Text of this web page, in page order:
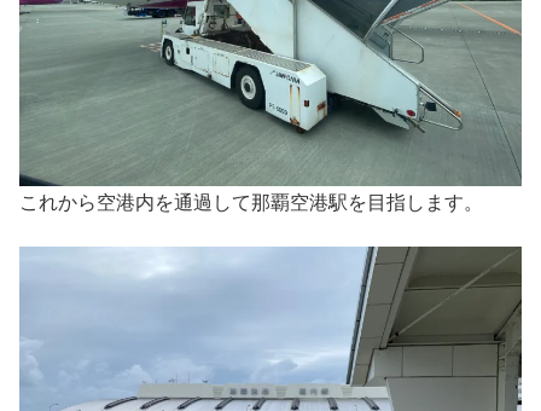
これから空港内を通過して那覇空港駅を目指します。